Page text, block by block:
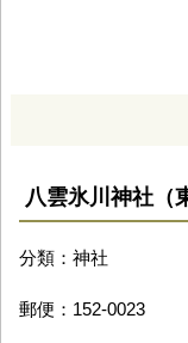
八雲氷川神社（
分類：神社
郵便：152-0023